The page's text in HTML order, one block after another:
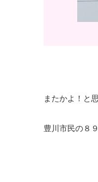
またかよ！と
豊川市民の８